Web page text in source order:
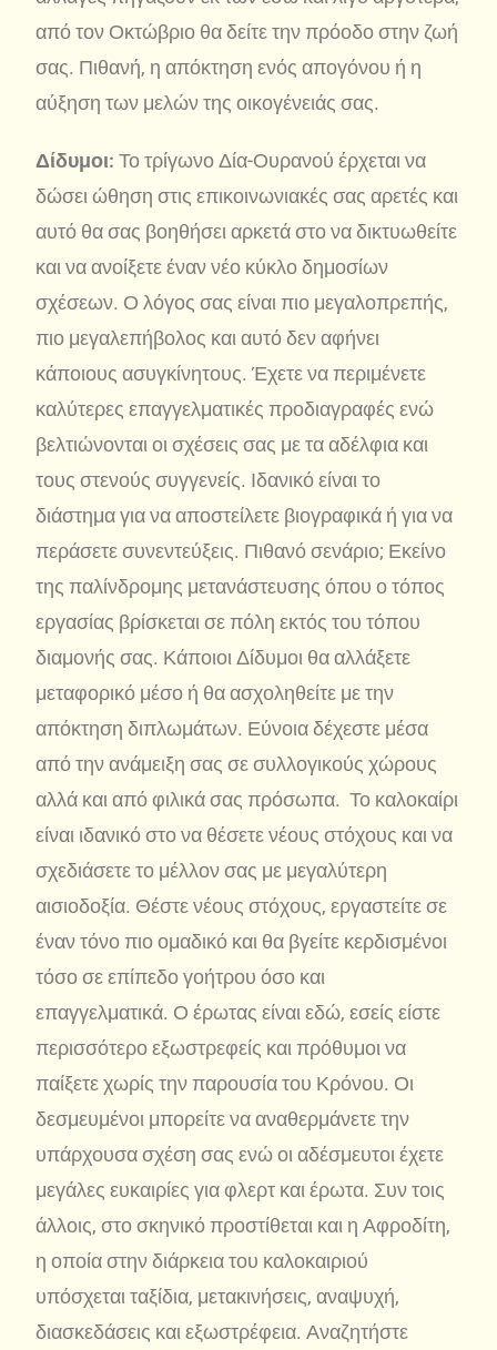
από τον Οκτώβριο θα δείτε την πρόοδο στην ζωή
σας. Πιθανή, η απόκτηση ενός απογόνου ή η
αύξηση των μελών της οικογένειάς σας.
Δίδυμοι: Το τρίγωνο Δία-Ουρανού έρχεται να
δώσει ώθηση στις επικοινωνιακές σας αρετές και
αυτό θα σας βοηθήσει αρκετά στο να δικτυωθείτε
και να ανοίξετε έναν νέο κύκλο δημοσίων
σχέσεων. Ο λόγος σας είναι πιο μεγαλοπρεπής,
πιο μεγαλεπήβολος και αυτό δεν αφήνει
κάποιους ασυγκίνητους. Έχετε να περιμένετε
καλύτερες επαγγελματικές προδιαγραφές ενώ
βελτιώνονται οι σχέσεις σας με τα αδέλφια και
τους στενούς συγγενείς. Ιδανικό είναι το
διάστημα για να αποστείλετε βιογραφικά ή για να
περάσετε συνεντεύξεις. Πιθανό σενάριο; Εκείνο
της παλίνδρομης μετανάστευσης όπου ο τόπος
εργασίας βρίσκεται σε πόλη εκτός του τόπου
διαμονής σας. Κάποιοι Δίδυμοι θα αλλάξετε
μεταφορικό μέσο ή θα ασχοληθείτε με την
απόκτηση διπλωμάτων. Εύνοια δέχεστε μέσα
από την ανάμειξη σας σε συλλογικούς χώρους
αλλά και από φιλικά σας πρόσωπα. Το καλοκαίρι
είναι ιδανικό στο να θέσετε νέους στόχους και να
σχεδιάσετε το μέλλον σας με μεγαλύτερη
αισιοδοξία. Θέστε νέους στόχους, εργαστείτε σε
έναν τόνο πιο ομαδικό και θα βγείτε κερδισμένοι
τόσο σε επίπεδο γοήτρου όσο και
επαγγελματικά. Ο έρωτας είναι εδώ, εσείς είστε
περισσότερο εξωστρεφείς και πρόθυμοι να
παίξετε χωρίς την παρουσία του Κρόνου. Οι
δεσμευμένοι μπορείτε να αναθερμάνετε την
υπάρχουσα σχέση σας ενώ οι αδέσμευτοι έχετε
μεγάλες ευκαιρίες για φλερτ και έρωτα. Συν τοις
άλλοις, στο σκηνικό προστίθεται και η Αφροδίτη,
η οποία στην διάρκεια του καλοκαιριού
υπόσχεται ταξίδια, μετακινήσεις, αναψυχή,
διασκεδάσεις και εξωστρέφεια. Αναζητήστε